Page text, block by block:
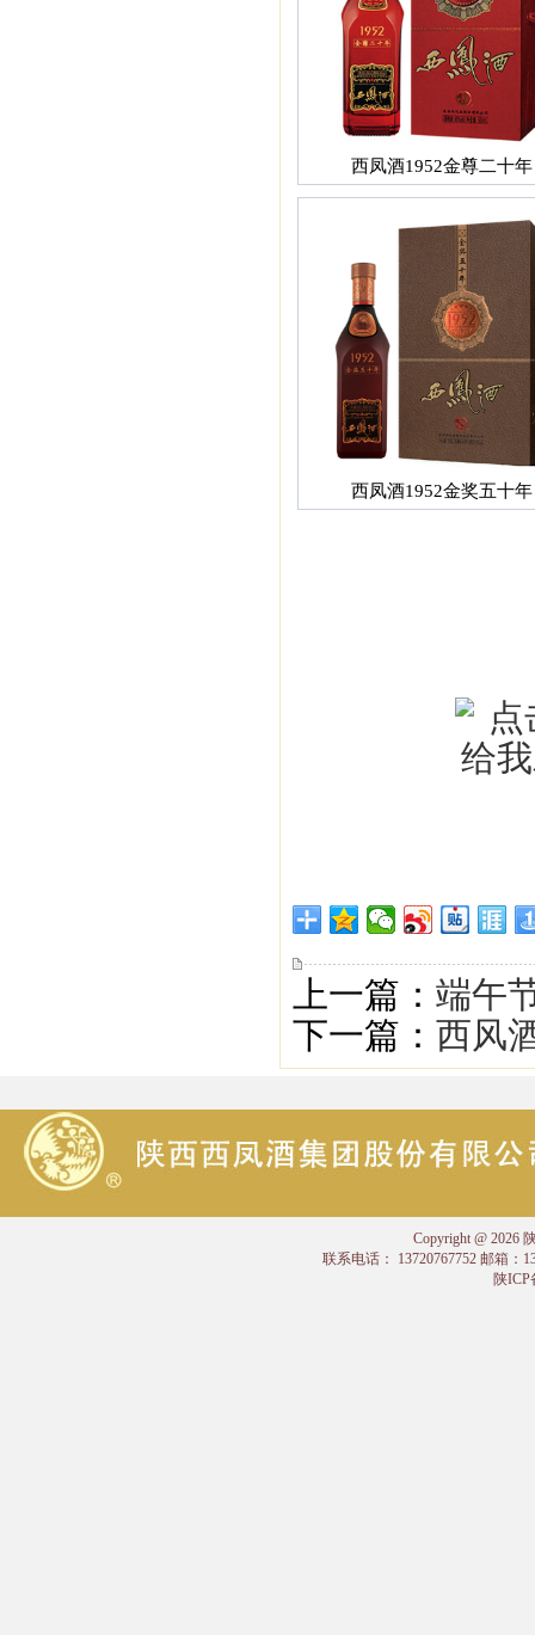
西凤酒1952金尊二十年
西凤酒1952金奖五十年
上一篇： 端午
下一篇： 西风
Copyright @ 2026
联系电话： 13720767752 邮箱：
陕ICP